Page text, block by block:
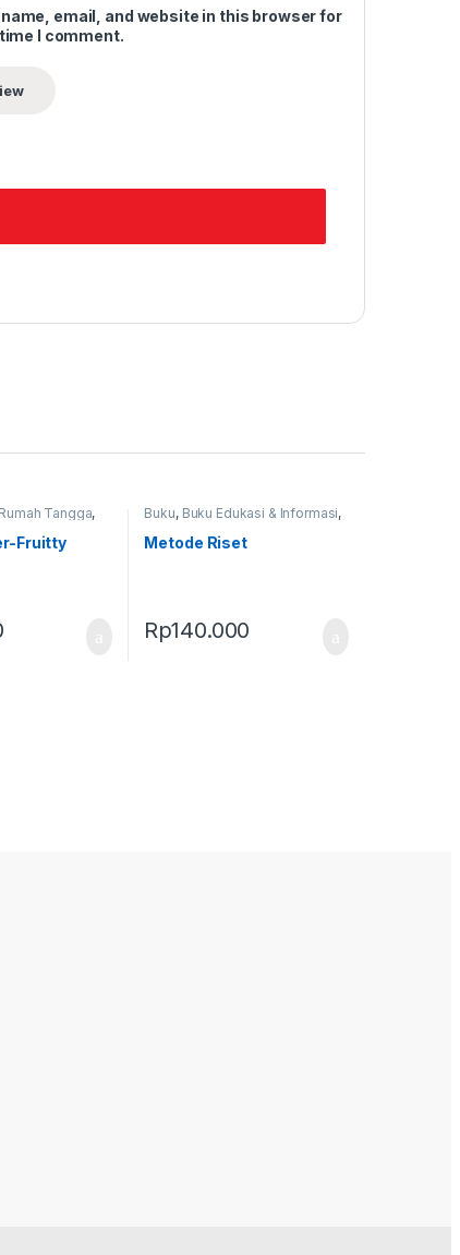
name, email, and website in this browser for
I comment.
Tangga,
Fruitty
Buku, Buku Edukasi & Informasi,
Produk Terbaru
Metode Riset
Rp140.000